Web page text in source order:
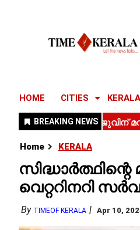
HOME CITIES KERALA
Home KERALA
വെറ്ററിനറി
By TIMEOF KERALA Apr 10,